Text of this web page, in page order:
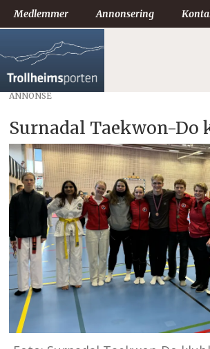
Medlemmer Annonsering
ANNONSE
Surnadal Taekwon-Do